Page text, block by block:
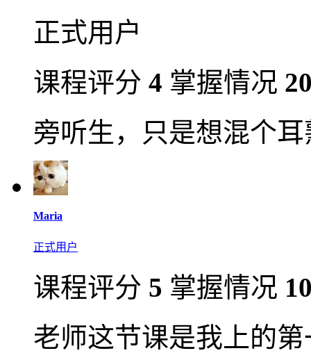
正式用户
课程评分 4 掌握情况
旁听生，只是想混个
Maria
正式用户
课程评分 5 掌握情况
老师这节课是我上的